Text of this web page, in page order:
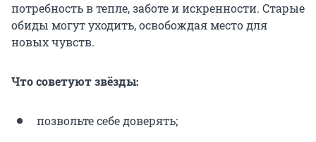
потребность в тепле, заботе и искренности. Старые
обиды могут уходить, освобождая место для
новых чувств.
Что советуют звёзды:
позвольте себе доверять;